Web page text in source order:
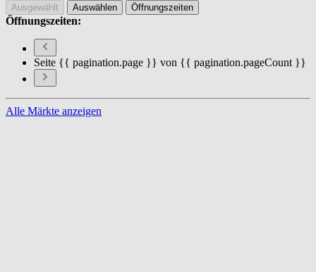
Ausgewählt Auswählen Öffnungszeiten
Öffnungszeiten:
Seite {{ pagination.page }} von {{ pagination.pageCount }}
Alle Märkte anzeigen